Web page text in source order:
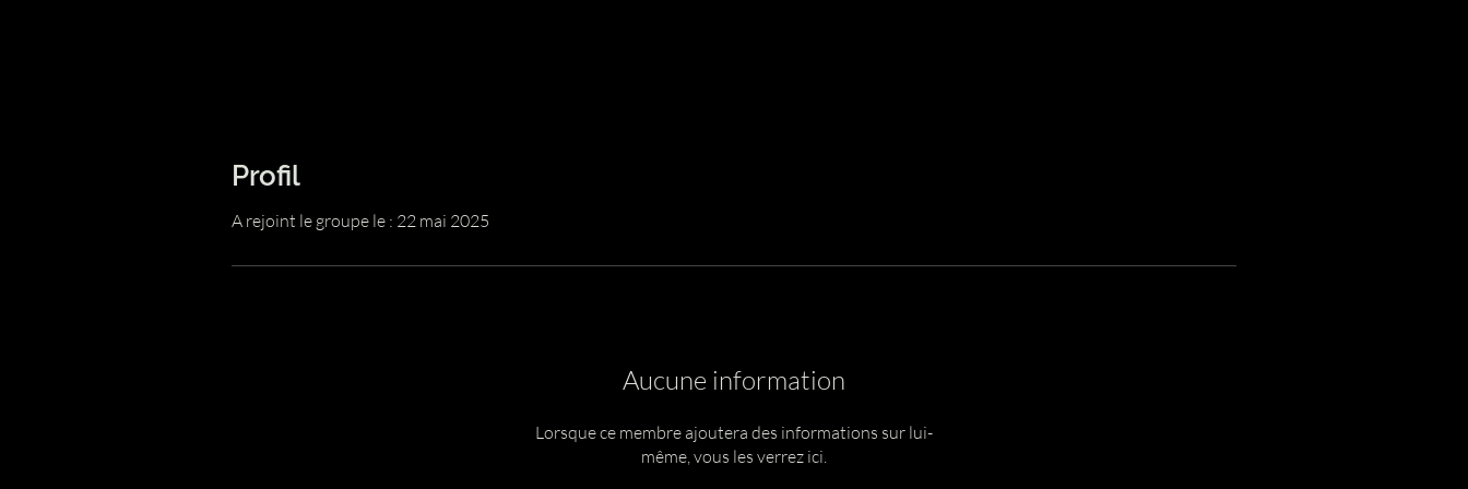
Profil
A rejoint le groupe le : 22 mai 2025
Aucune information
Lorsque ce membre ajoutera des informations sur lui-
même, vous les verrez ici.